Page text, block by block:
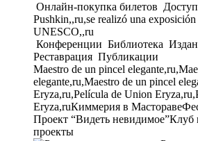
Онлайн-покупка билетов
Pushkin,,ru,se realizó una exposición
UNESCO,,ru
Конференции Библиотека
Реставрация Публикации
Maestro de un pincel
elegante,ru,Maestro de un pincel
Eryza,ru,Película de Union
Eryza,ruКиммерия в Мастораве
Проект “Видеть невидимое”Клуб
проекты